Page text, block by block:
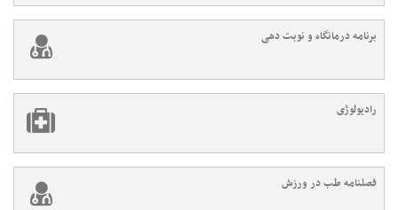
برنامه درمانگاه و نوبت دهی
رادیولوژی
فصلنامه طب در ورزش